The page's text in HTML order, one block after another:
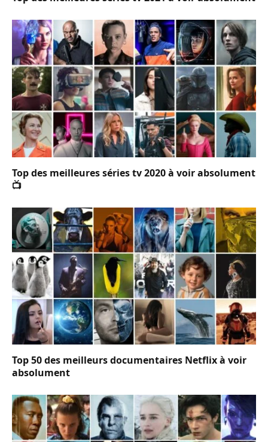
Top des meilleures séries tv 2020 à voir absolument
📺
Top 50 des meilleurs documentaires Netflix à voir
absolument